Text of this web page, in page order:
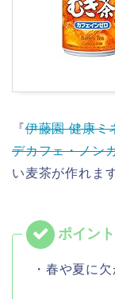
『伊藤園 健康ミ
デカフェ・ノン
い麦茶が作れま
・春や夏に